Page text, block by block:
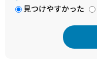
見つけやすかった